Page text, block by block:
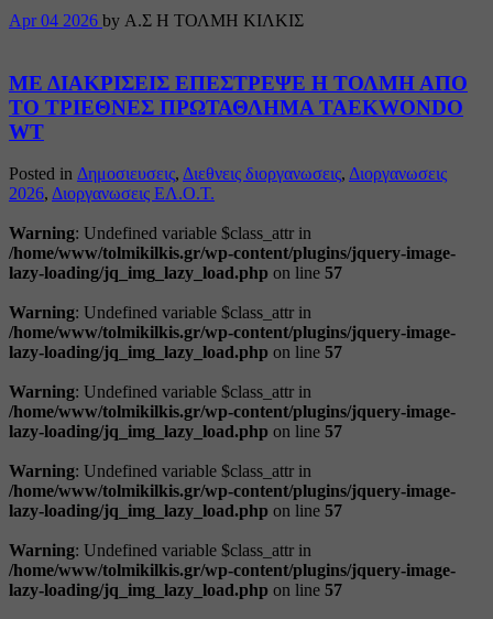
Apr 04 2026 by Α.Σ Η ΤΟΛΜΗ ΚΙΛΚΙΣ
ΜΕ ΔΙΑΚΡΙΣΕΙΣ ΕΠΕΣΤΡΕΨΕ Η ΤΟΛΜΗ ΑΠΟ
ΤΟ ΤΡΙΕΘΝΕΣ ΠΡΩΤΑΘΛΗΜΑ TAEKWONDO
WT
Posted in Δημοσιευσεις, Διεθνεις διοργανωσεις, Διοργανωσεις
2026, Διοργανωσεις ΕΛ.Ο.Τ.
Warning: Undefined variable $class_attr in
/home/www/tolmikilkis.gr/wp-content/plugins/jquery-image-
lazy-loading/jq_img_lazy_load.php on line 57
Warning: Undefined variable $class_attr in
/home/www/tolmikilkis.gr/wp-content/plugins/jquery-image-
lazy-loading/jq_img_lazy_load.php on line 57
Warning: Undefined variable $class_attr in
/home/www/tolmikilkis.gr/wp-content/plugins/jquery-image-
lazy-loading/jq_img_lazy_load.php on line 57
Warning: Undefined variable $class_attr in
/home/www/tolmikilkis.gr/wp-content/plugins/jquery-image-
lazy-loading/jq_img_lazy_load.php on line 57
Warning: Undefined variable $class_attr in
/home/www/tolmikilkis.gr/wp-content/plugins/jquery-image-
lazy-loading/jq_img_lazy_load.php on line 57